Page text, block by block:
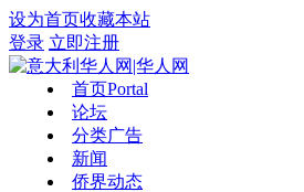
设为首页收藏本站
登录 立即注册
首页Portal
论坛
分类广告
新闻
侨界动态